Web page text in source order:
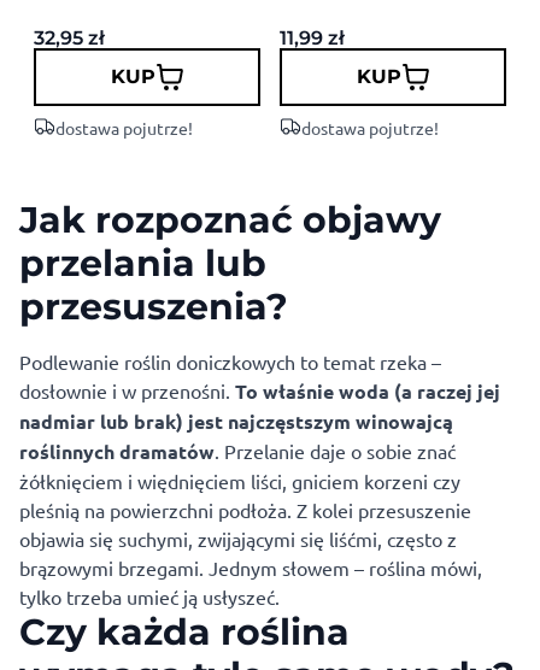
32,95 zł
KUP
dostawa pojutrze!
11,99 zł
KUP
dostawa pojutrze!
Jak rozpoznać objawy
przelania lub
przesuszenia?
Podlewanie roślin doniczkowych to temat rzeka –
dosłownie i w przenośni. To właśnie woda (a raczej jej
nadmiar lub brak) jest najczęstszym winowajcą
roślinnych dramatów. Przelanie daje o sobie znać
żółknięciem i więdnięciem liści, gniciem korzeni czy
pleśnią na powierzchni podłoża. Z kolei przesuszenie
objawia się suchymi, zwijającymi się liśćmi, często z
brązowymi brzegami. Jednym słowem – roślina mówi,
tylko trzeba umieć ją usłyszeć.
Czy każda roślina